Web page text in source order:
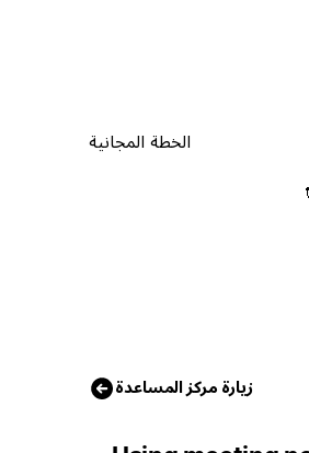
الخطة المجانية
زيارة مركز المساعدة